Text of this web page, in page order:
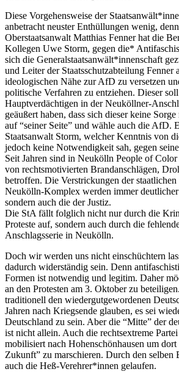
Diese Vorgehensweise der
anbetracht neuster Enthüllungen wenig,
Oberstaatsanwalt Matthias Fenner hat die
Kollegen Uwe Storm, gegen die*
sich die Generalstaatsanwält*innenschaft
und Leiter der Staatsschutzabteilung Fenner
ideologischen Nähe zur AfD zu versetzen
politische Verfahren zu entziehen. Dieser
Hauptverdächtigen in der Neuköllner-
geäußert haben, dass sich dieser keine
auf “seiner Seite” und wähle auch die AfD.
Staatsanwalt Storm, welcher Kenntnis von
jedoch keine Notwendigkeit sah, gegen
Seit Jahren sind in Neukölln People of
von rechtsmotivierten Brandanschlägen,
betroffen. Die Verstrickungen der
Neukölln-Komplex werden immer
sondern auch die der Justiz.
Die StA fällt folglich nicht nur durch die
Proteste auf, sondern auch durch die
Anschlagsserie in Neukölln.
Doch wir werden uns nicht einschüchtern
dadurch widerständig sein. Denn
Formen ist notwendig und legitim. Daher
an den Protesten am 3. Oktober zu
traditionell den wiedergutgewordenen
Jahren nach Kriegsende glauben, es sei
Deutschland zu sein. Aber die “Mitte” der
ist nicht allein. Auch die rechtsextreme
mobilisiert nach Hohenschönhausen um
Zukunft” zu marschieren. Durch den selben
auch die Heß-Verehrer*innen gelaufen.